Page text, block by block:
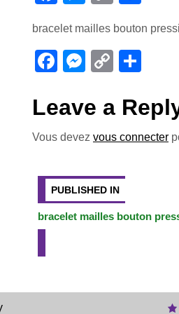
c
e
o
o
ss
e
g
p
y
n
ta
bracelet mailles bouton
F
c
e
o
o
k
M
ss
e
n
g
er
C
p
y
Li
n
k
ta
g
er
Leave a
Vous devez vous connecter
Navigation
de
l’article
PUBLISHED IN
bracelet mailles bouton